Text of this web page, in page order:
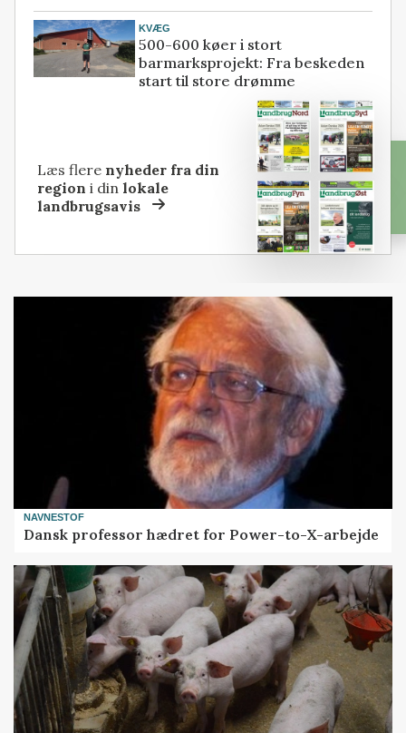
KVÆG
500-600 køer i stort
barmarksprojekt: Fra beskeden
start til store drømme
Læs flere nyheder fra din
region i dinlokale
landbrugsavis
NAVNESTOF
Dansk professor hædret for Power-to-X-arbejde